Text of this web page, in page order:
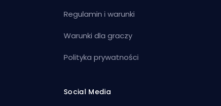
Regulamin i warunki
Warunki dla graczy
Polityka prywatności
Social Media